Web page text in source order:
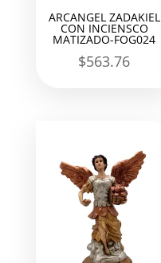
ARCANGEL ZADAKIEL
CON INCIENSCO
MATIZADO-FOG024
$563.76